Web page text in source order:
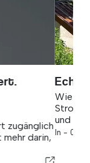
senken konnte